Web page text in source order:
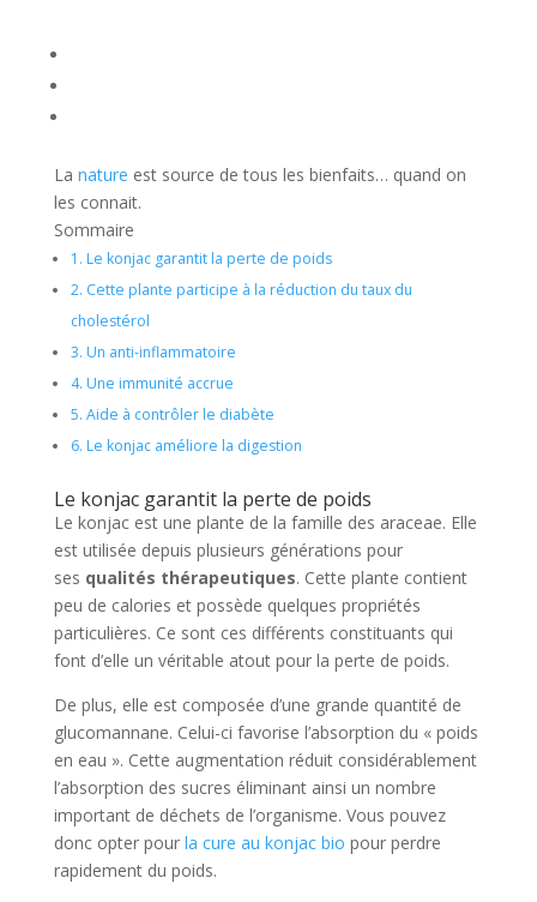
La nature est source de tous les bienfaits… quand on
les connait.
Sommaire
1. Le konjac garantit la perte de poids
2. Cette plante participe à la réduction du taux du
cholestérol
3. Un anti-inflammatoire
4. Une immunité accrue
5. Aide à contrôler le diabète
6. Le konjac améliore la digestion
Le konjac garantit la perte de poids
Le konjac est une plante de la famille des araceae. Elle
est utilisée depuis plusieurs générations pour
ses qualités thérapeutiques. Cette plante contient
peu de calories et possède quelques propriétés
particulières. Ce sont ces différents constituants qui
font d’elle un véritable atout pour la perte de poids.
De plus, elle est composée d’une grande quantité de
glucomannane. Celui-ci favorise l’absorption du « poids
en eau ». Cette augmentation réduit considérablement
l’absorption des sucres éliminant ainsi un nombre
important de déchets de l’organisme. Vous pouvez
donc opter pour la cure au konjac bio pour perdre
rapidement du poids.